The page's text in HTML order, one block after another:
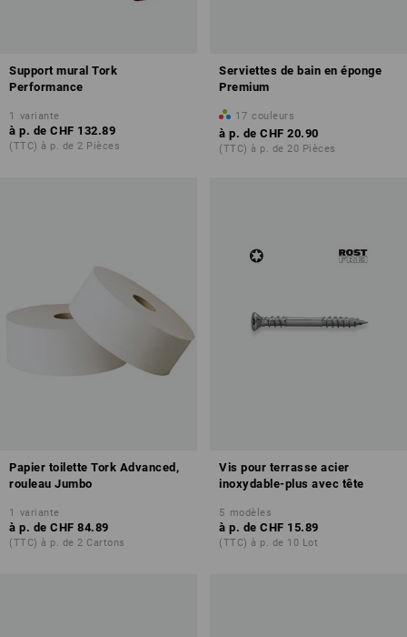
Support mural Tork
Performance
1 variante
à p. de CHF 132.89
(TTC) à p. de 2 Pièces
Serviettes de bain en éponge
Premium
17 couleurs
à p. de CHF 20.90
(TTC) à p. de 20 Pièces
Papier toilette Tork Advanced,
rouleau Jumbo
1 variante
à p. de CHF 84.89
(TTC) à p. de 2 Cartons
Vis pour terrasse acier
inoxydable-plus avec tête
5 modèles
à p. de CHF 15.89
(TTC) à p. de 10 Lot